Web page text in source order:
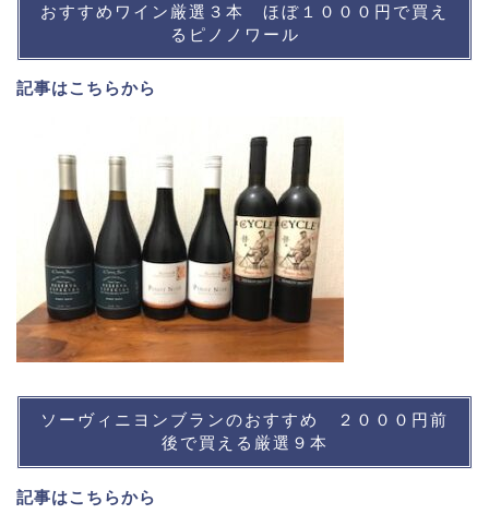
おすすめワイン厳選３本 ほぼ１０００円で買え
るピノノワール
記事はこちらから
ソーヴィニヨンブランのおすすめ ２０００円前
後で買える厳選９本
記事はこちらから